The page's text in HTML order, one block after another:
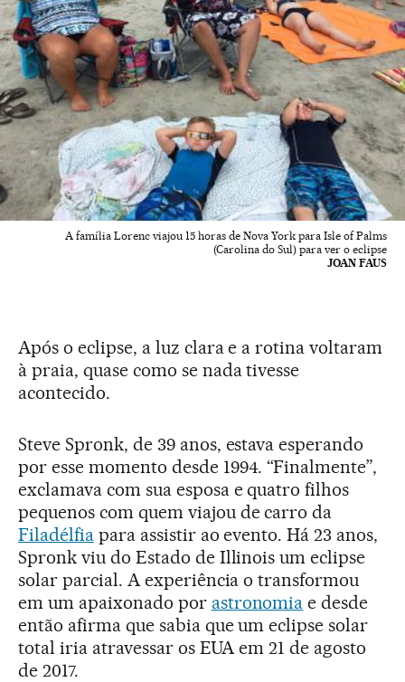
A família Lorenc viajou 15 horas de Nova York para Isle of Palms
(Carolina do Sul) para ver o eclipse
JOAN FAUS
Após o eclipse, a luz clara e a rotina voltaram
à praia, quase como se nada tivesse
acontecido.
Steve Spronk, de 39 anos, estava esperando
por esse momento desde 1994. “Finalmente”,
exclamava com sua esposa e quatro filhos
pequenos com quem viajou de carro da
Filadélfiapara assistir ao evento. Há 23 anos,
Spronk viu do Estado de Illinois um eclipse
solar parcial. A experiência o transformou
em um apaixonado por astronomia e desde
então afirma que sabia que um eclipse solar
total iria atravessar os EUA em 21 de agosto
de 2017.